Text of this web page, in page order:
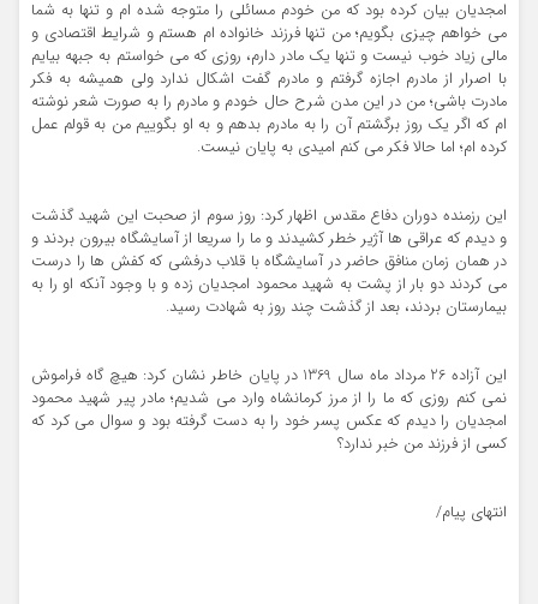
امجدیان بیان کرده بود که من خودم مسائلی را متوجه شده ام و تنها به شما
می خواهم چیزی بگویم؛ من تنها فرزند خانواده ام هستم و شرایط اقتصادی و
مالی زیاد خوب نیست و تنها یک مادر دارم، روزی که می خواستم به جبهه بیایم
با اصرار از مادرم اجازه گرفتم و مادرم گفت اشکال ندارد ولی همیشه به فکر
مادرت باشی؛ من در این مدن شرح حال خودم و مادرم را به صورت شعر نوشته
ام که اگر یک روز برگشتم آن را به مادرم بدهم و به او بگوییم من به قولم عمل
کرده ام؛ اما حالا فکر می کنم امیدی به پایان نیست.
این رزمنده دوران دفاع مقدس اظهار کرد: روز سوم از صحبت این شهید گذشت
و دیدم که عراقی ها آژیر خطر کشیدند و ما را سریعا از آسایشگاه بیرون بردند و
در همان زمان منافق حاضر در آسایشگاه با قلاب درفشی که کفش ها را درست
می کردند دو بار از پشت به شهید محمود امجدیان زده و با وجود آنکه او را به
بیمارستان بردند، بعد از گذشت چند روز به شهادت رسید.
این آزاده 26 مرداد ماه سال 1369 در پایان خاطر نشان کرد: هیچ گاه فراموش
نمی کنم روزی که ما را از مرز کرمانشاه وارد می شدیم؛ مادر پیر شهید محمود
امجدیان را دیدم که عکس پسر خود را به دست گرفته بود و سوال می کرد که
کسی از فرزند من خبر ندارد؟
انتهای پیام/